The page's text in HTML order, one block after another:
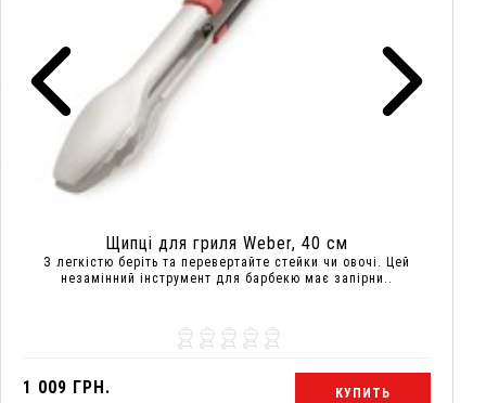
Щипці для гриля Weber, 40 см
З легкістю беріть та перевертайте стейки чи овочі. Цей
незамінний інструмент для барбекю має запірни..
1 009 ГРН. КУПИТЬ